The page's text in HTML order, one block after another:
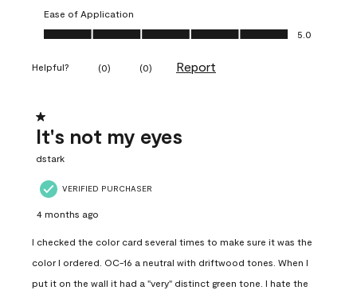
Ease of Application
Ease of Application, 5.0 out of 5
5.0
Helpful? (0) (0) Report
1 out of 5 stars.
It's not my eyes
dstark
VERIFIED PURCHASER
4 months ago
I checked the color card several times to make sure it was the
color I ordered. OC-16 a neutral with driftwood tones. When I
put it on the wall it had a "very" distinct green tone. I hate the